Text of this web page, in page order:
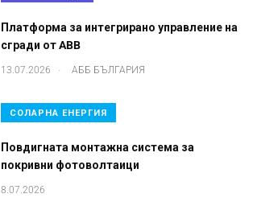
Платформа за интегрирано управление на
сгради от ABB
13.07.2026 . АББ БЪЛГАРИЯ
СОЛАРНА ЕНЕРГИЯ
Повдигната монтажна система за
покривни фотоволтаици
8.07.2026